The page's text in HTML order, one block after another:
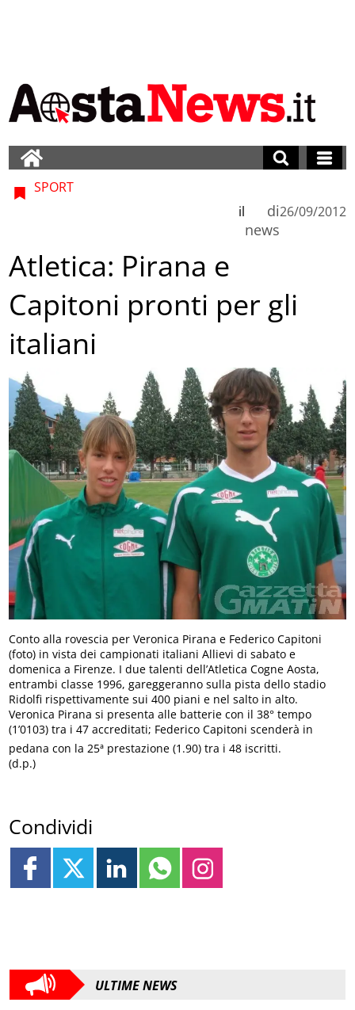
SPORT
di
news
il 26/09/2012
Atletica: Pirana e
Capitoni pronti per gli
italiani
Conto alla rovescia per Veronica Pirana e Federico Capitoni
(foto) in vista dei campionati italiani Allievi di sabato e
domenica a Firenze. I due talenti dell’Atletica Cogne Aosta,
entrambi classe 1996, gareggeranno sulla pista dello stadio
Ridolfi rispettivamente sui 400 piani e nel salto in alto.
Veronica Pirana si presenta alle batterie con il 38° tempo
(1’0103) tra i 47 accreditati; Federico Capitoni scenderà in
pedana con la 25ª prestazione (1.90) tra i 48 iscritti.
(d.p.)
Condividi
ULTIME NEWS